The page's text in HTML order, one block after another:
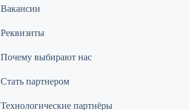
Вакансии
Реквизиты
Почему выбирают нас
Стать партнером
Технологические партнёры